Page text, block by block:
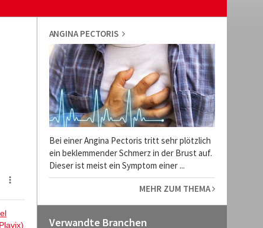
ANGINA PECTORIS
Bei einer Angina Pectoris tritt sehr plötzlich
ein beklemmender Schmerz in der Brust auf.
Dieser ist meist ein Symptom einer ...
MEHR ZUM THEMA
Verwandte Branchen